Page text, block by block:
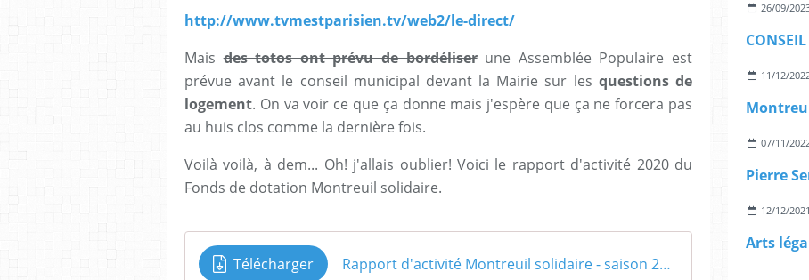
http://www.tvmestparisien.tv/web2/le-direct/
Maisdes totos ont prévu de bordéliserune Assemblée Populaire est
prévue avant le conseil municipal devant la Mairie sur les questions de
logement. On va voir ce que ça donne mais j'espère que ça ne forcera pas
au huis clos comme la dernière fois.
Voilà voilà, à dem... Oh! j'allais oublier! Voici le rapport d'activité 2020 du
Fonds de dotation Montreuil solidaire.
Télécharger Rapport d'activité Montreuil solidaire - saison 2020 (2)
26/09/
11/12/
07/11/
Pierre
12/12/2021
Arts